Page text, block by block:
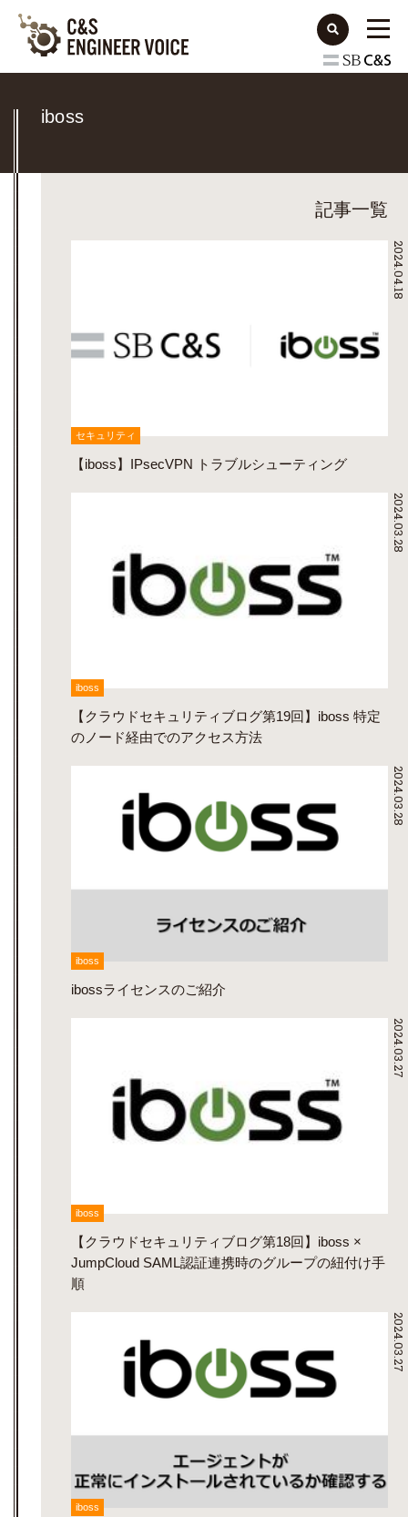
iboss
記事一覧
2024.04.18
セキュリティ
【iboss】IPsecVPN トラブルシューティング
2024.03.28
iboss
【クラウドセキュリティブログ第19回】iboss 特定
のノード経由でのアクセス方法
2024.03.28
iboss
ibossライセンスのご紹介
2024.03.27
iboss
【クラウドセキュリティブログ第18回】iboss ×
JumpCloud SAML認証連携時のグループの紐付け手
順
2024.03.27
iboss